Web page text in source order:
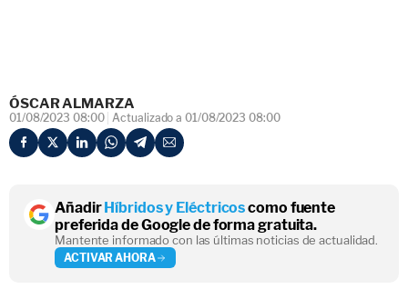
ÓSCAR ALMARZA
01/08/2023 08:00 Actualizado a 01/08/2023 08:00
AñadirHíbridos y Eléctricoscomo fuente
preferida de Google de forma gratuita.
Mantente informado con las últimas noticias de actualidad.
ACTIVAR AHORA